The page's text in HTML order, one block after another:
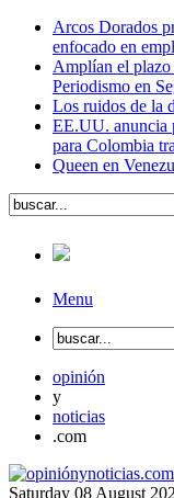
Arcos Dorados
enfocado en
Amplían el
Periodismo en
Los ruidos de la
EE.UU. anuncia
para Colombia
Queen en
Menu
opinión
y
noticias
.com
Saturday 08 August